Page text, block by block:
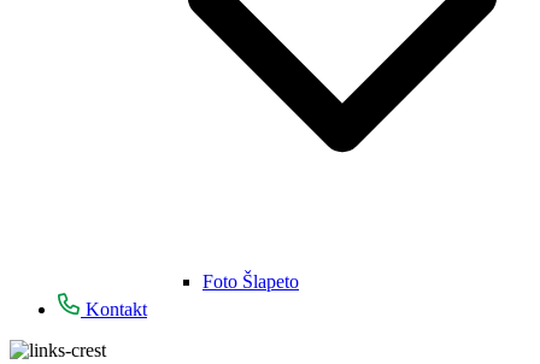
Foto Šlapeto
Kontakt